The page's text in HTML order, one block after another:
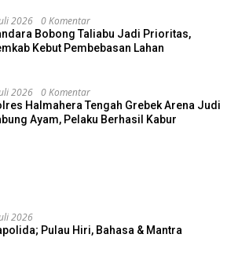
2026 0 Komentar
Bobong Taliabu Jadi Prioritas,
Kebut Pembebasan Lahan
2026 0 Komentar
Halmahera Tengah Grebek Arena Judi
Ayam, Pelaku Berhasil Kabur
2026
Pulau Hiri, Bahasa & Mantra